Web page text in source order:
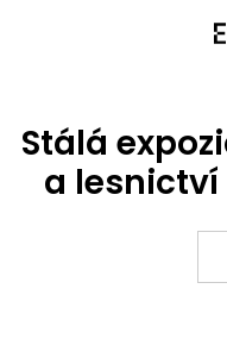
Stálá
a lesnictví